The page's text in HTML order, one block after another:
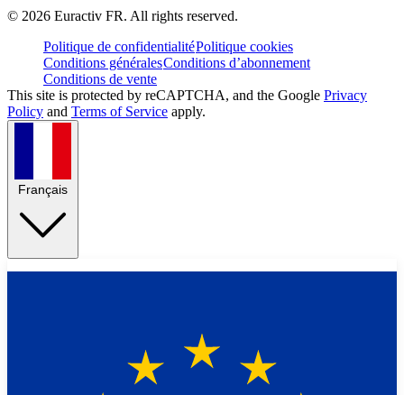
© 2026 Euractiv FR. All rights reserved.
Politique de confidentialitéPolitique cookies
Conditions généralesConditions d’abonnement
Conditions de vente
This site is protected by reCAPTCHA, and the Google Privacy
Policy and Terms of Service apply.
Français